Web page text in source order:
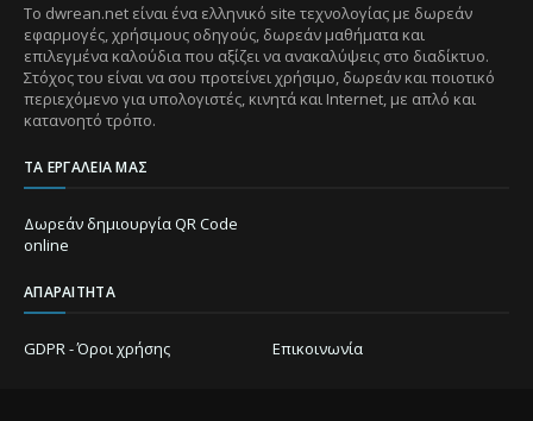
Το dwrean.net είναι ένα ελληνικό site τεχνολογίας με δωρεάν
εφαρμογές, χρήσιμους οδηγούς, δωρεάν μαθήματα και
επιλεγμένα καλούδια που αξίζει να ανακαλύψεις στο διαδίκτυο.
Στόχος του είναι να σου προτείνει χρήσιμο, δωρεάν και ποιοτικό
περιεχόμενο για υπολογιστές, κινητά και Internet, με απλό και
κατανοητό τρόπο.
ΤΑ ΕΡΓΑΛΕΊΑ ΜΑΣ
Δωρεάν δημιουργία QR Code
online
ΑΠΑΡΑΊΤΗΤΑ
GDPR - Όροι χρήσης Επικοινωνία